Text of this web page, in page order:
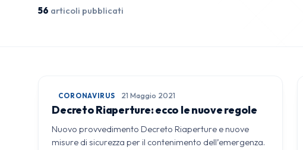
56 articoli pubblicati
CORONAVIRUS 21 Maggio 2021
Decreto Riaperture: ecco le nuove regole
Nuovo provvedimento Decreto Riaperture e nuove
misure di sicurezza per il contenimento dell’emergenza.